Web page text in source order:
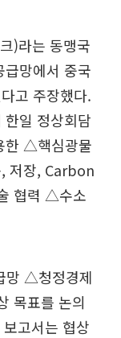
)라는 동맹국
망에서 중국
고 주장했다.
일 정상회담
한 △핵심광물
저장, Carbon
협력 △수소
망 △청정경제
목표를 논의
고서는 협상